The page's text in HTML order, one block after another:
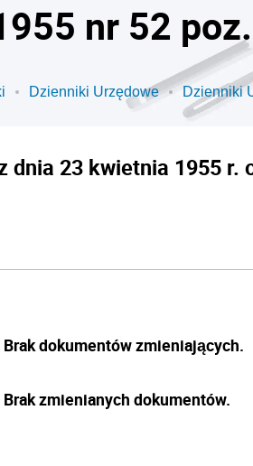
nr 52
Dzienniki Urzędowe Dzienniki
dnia 23 kwietnia 1955
Brak dokumentów zmieniających.
Brak zmienianych dokumentów.